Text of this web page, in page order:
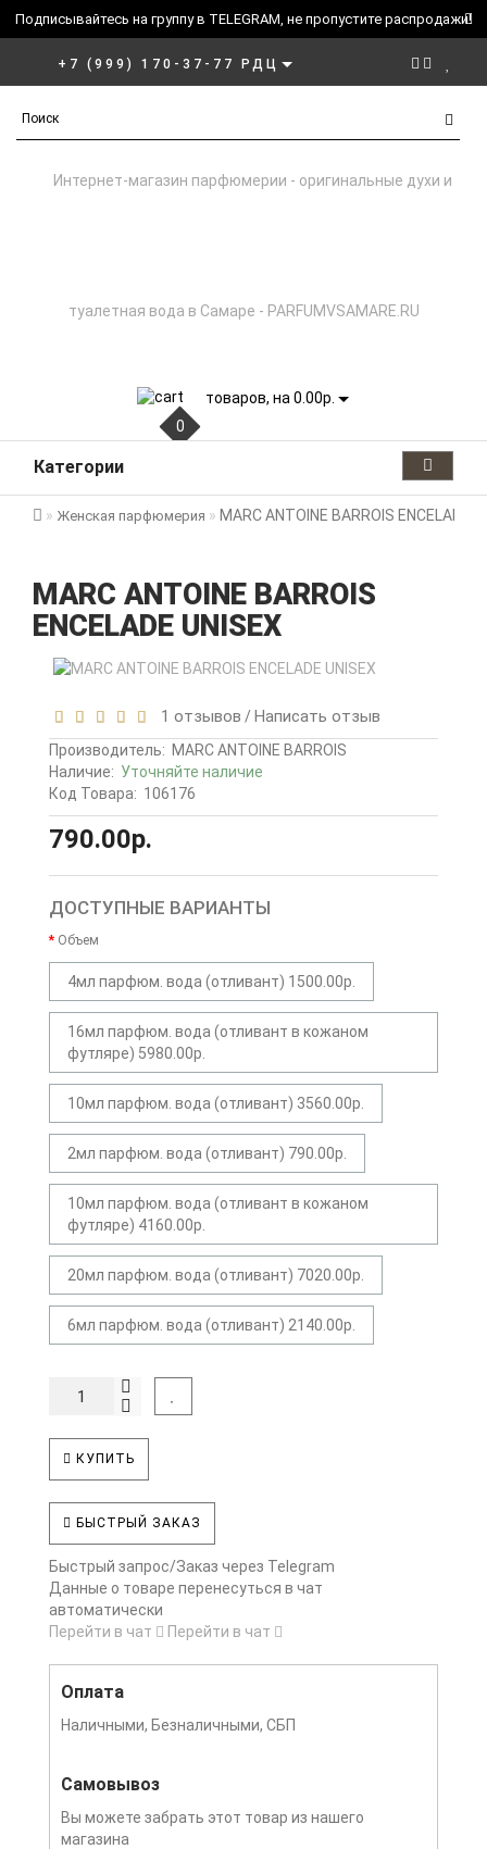
Подписывайтесь на группу в TELEGRAM, не пропустите распродажи!
+7 (999) 170-37-77 РДЦ
0
товаров, на 0.00р.
Категории
Женская парфюмерия MARC ANTOINE BARROIS ENCELADE
MARC ANTOINE BARROIS
ENCELADE UNISEX
1 отзывов /Написать отзыв
Производитель: MARC ANTOINE BARROIS
Наличие: Уточняйте наличие
Код Товара: 106176
790.00р.
ДОСТУПНЫЕ ВАРИАНТЫ
Объем
4мл парфюм. вода (отливант) 1500.00р.
16мл парфюм. вода (отливант в кожаном
футляре) 5980.00р.
10мл парфюм. вода (отливант) 3560.00р.
2мл парфюм. вода (отливант) 790.00р.
10мл парфюм. вода (отливант в кожаном
футляре) 4160.00р.
20мл парфюм. вода (отливант) 7020.00р.
6мл парфюм. вода (отливант) 2140.00р.
КУПИТЬ
БЫСТРЫЙ ЗАКАЗ
Быстрый запрос/Заказ через Telegram
Данные о товаре перенесуться в чат
автоматически
Перейти в чат
Перейти в чат
Оплата
Наличными, Безналичными, СБП
Самовывоз
Вы можете забрать этот товар из нашего
магазина